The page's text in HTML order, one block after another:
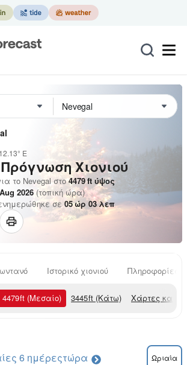
12.13° E
Πρόγνωση Χιονιού
το Nevegal στο 4479ft ύψος
2026 (τοπική ώρα)
σε 05ώρ03λεπ
Ιστορικό χιονιού Πληροφορίες
4479ft (Μεσαίο) 3445ft (Κάτω) Χάρτες
6 ημέρεςτώρα Ωριαία